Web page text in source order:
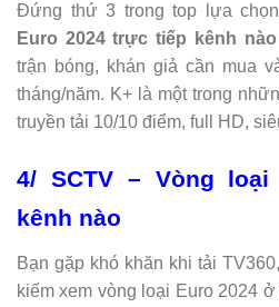
Đứng thứ 3 trong top lựa
Euro 2024 trực tiếp kênh nào
trận bóng, khán giả cần mua
tháng/năm. K+ là một trong
truyền tải 10/10 điểm, full HD,
4/ SCTV – Vòng loại
kênh nào
Bạn gặp khó khăn khi tải
kiếm xem vòng loại Euro 2024